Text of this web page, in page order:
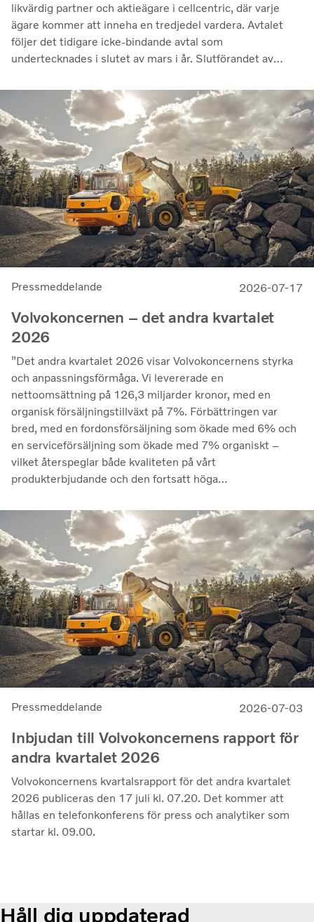
likvärdig partner och aktieägare i cellcentric, där varje
ägare kommer att inneha en tredjedel vardera. Avtalet
följer det tidigare icke-bindande avtal som
undertecknades i slutet av mars i år. Slutförandet av
godkännanden erhålls. Genom samarbetet avser parterna
att stärka cellcentrics position som en ledande utvecklare
och producent av bränslecellssystem för tunga
kommersiella tillämpningar.
Pressmeddelande 2026-07-17
Volvokoncernen – det andra kvartalet
2026
”Det andra kvartalet 2026 visar Volvokoncernens styrka
och anpassningsförmåga. Vi levererade en
nettoomsättning på 126,3 miljarder kronor, med en
organisk försäljningstillväxt på 7%. Förbättringen var
bred, med en fordonsförsäljning som ökade med 6% och
en serviceförsäljning som ökade med 7% organiskt –
vilket återspeglar både kvaliteten på vårt
produkterbjudande och den fortsatt höga
marknader. Lönsamheten nådde sin högsta nivå under de
senaste kvartalen. Det justerade rörelseresultatet steg
till 14,8 miljarder kronor (13,5), med en justerad
rörelsemarginal på 11,7%, upp från 11,0% under andra
kvartalet 2025, en utveckling som visar vår förmåga att
generera bra resultat genom konjunkturcykeln”, säger
Martin Lundstedt, vd och koncernchef.
Pressmeddelande 2026-07-03
Inbjudan till Volvokoncernens rapport för
andra kvartalet 2026
Volvokoncernens kvartalsrapport för det andra kvartalet
2026 publiceras den 17 juli kl. 07.20. Det kommer att
hållas en telefonkonferens för press och analytiker som
startar kl. 09.00.
Håll dig uppdaterad